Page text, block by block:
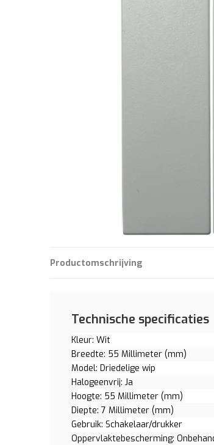
Productomschrijving
Technische specificaties
Kleur: Wit
Breedte: 55 Millimeter (mm)
Model: Driedelige wip
Halogeenvrij: Ja
Hoogte: 55 Millimeter (mm)
Diepte: 7 Millimeter (mm)
Gebruik: Schakelaar/drukker
Oppervlaktebescherming: